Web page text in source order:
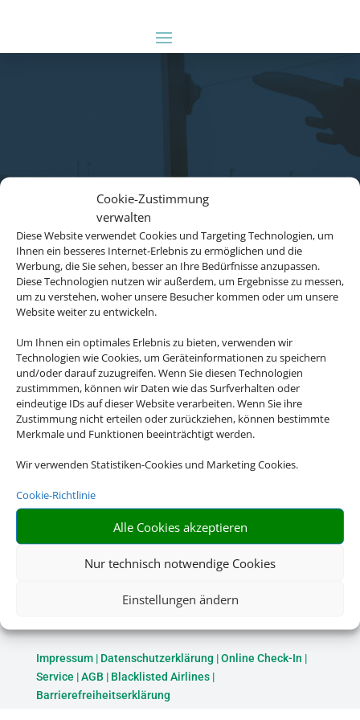
Cookie-Zustimmung
verwalten
Diese Website verwendet Cookies und Targeting Technologien, um
Ihnen ein besseres Internet-Erlebnis zu ermöglichen und die
Werbung, die Sie sehen, besser an Ihre Bedürfnisse anzupassen.
Diese Technologien nutzen wir außerdem, um Ergebnisse zu messen,
um zu verstehen, woher unsere Besucher kommen oder um unsere
Website weiter zu entwickeln.
Um Ihnen ein optimales Erlebnis zu bieten, verwenden wir
Technologien wie Cookies, um Geräteinformationen zu speichern
und/oder darauf zuzugreifen. Wenn Sie diesen Technologien
zustimmmen, können wir Daten wie das Surfverhalten oder
eindeutige IDs auf dieser Website verarbeiten. Wenn Sie ihre
Zustimmung nicht erteilen oder zurückziehen, können bestimmte
Merkmale und Funktionen beeinträchtigt werden.
Wir verwenden Statistiken-Cookies und Marketing Cookies.
Cookie-Richtlinie
Alle Cookies akzeptieren
Nur technisch notwendige Cookies
Einstellungen ändern
Impressum| Datenschutzerklärung |Online Check-In |
Service |AGB | Blacklisted Airlines|
Barrierefreiheitserklärung